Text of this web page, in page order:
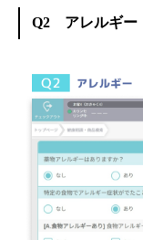
Q2 アレルギー